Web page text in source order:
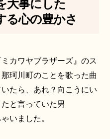
大事にした
る心の豊かさ
カワヤブラザーズ』のス
珂川町のことを歌った曲
たら、あれ？向こうにい
と言っていた男
いました。